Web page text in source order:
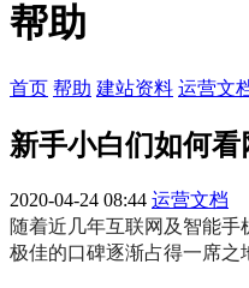
帮助
首页 帮助 建站资料 运营文
新手小白们如何
2020-04-24 08:44 运营文档
随着近几年互联网及智能手
极佳的口碑逐渐占得一席之